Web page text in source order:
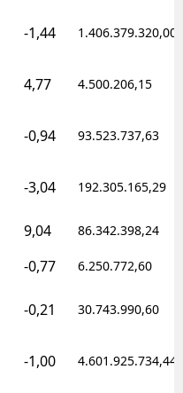
-1,44 1.406.379.320,00
4,77 4.500.206,15
-0,94 93.523.737,63
-3,04 192.305.165,29
9,04 86.342.398,24
-0,77 6.250.772,60
-0,21 30.743.990,60
-1,00 4.601.925.734,44